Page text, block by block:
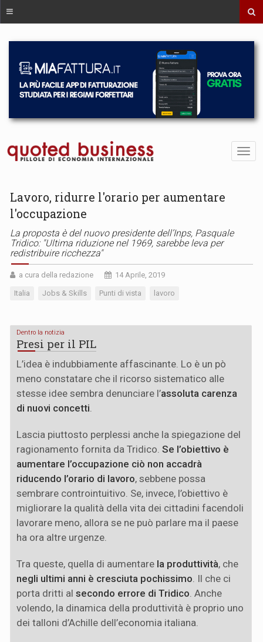
Lavoro, ridurre l'orario per aumentare
l'occupazione
La proposta è del nuovo presidente dell’Inps, Pasquale
Tridico: "Ultima riduzione nel 1969, sarebbe leva per
redistribuire ricchezza"
a cura della redazione 14 Aprile, 2019
Italia Jobs & Skills Punti di vista lavoro
Dentro la notizia
Presi per il PIL
L’idea è indubbiamente affascinante. Lo è un pò
meno constatare che il ricorso sistematico alle
stesse idee sembra denunciare l’assoluta carenza
di nuovi concetti
Lascia piuttosto perplessi anche la spiegazione del
ragionamento fornita da Tridico. Se l’obiettivo è
aumentare l’occupazione ciò non accadrà
riducendo l’orario di lavoro, sebbene possa
sembrare controintuitivo. Se, invece, l’obiettivo è
migliorare la qualità della vita dei cittadini facendoli
lavorare meno, allora se ne può parlare ma il paese
ha ora altre urgenze.
Tra queste, quella di aumentare la produttività, che
negli ultimi anni è cresciuta pochissimo . Il che ci
porta dritti al secondo errore di Tridico . Anche
volendo, la dinamica della produttività è proprio uno
dei talloni d’Achille dell’economia italiana.